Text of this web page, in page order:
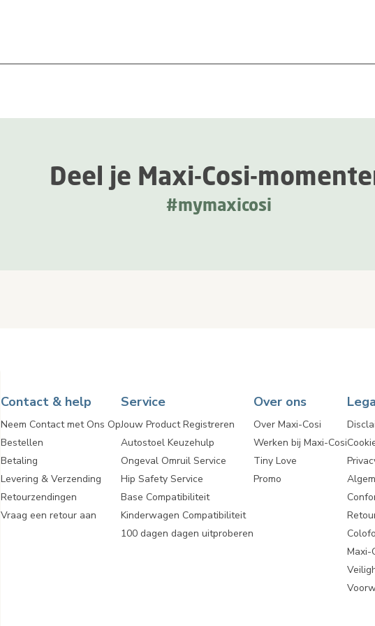
Deel je Maxi-Cosi-
#mymaxicosi
Contact & help
Neem Contact met Ons Op
Bestellen
Betaling
Levering & Verzending
Retourzendingen
Vraag een retour aan
Service
Jouw Product Registreren
Autostoel Keuzehulp
Ongeval Omruil Service
Hip Safety Service
Base Compatibiliteit
Kinderwagen Compatibiliteit
100 dagen dagen uitproberen
Over ons
Over Maxi-Cosi
Werken bij Maxi-Cosi
Tiny Love
Promo
Maxi-